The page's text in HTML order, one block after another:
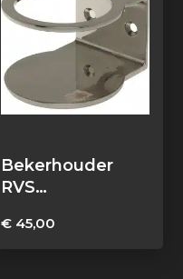
Bekerhouder
RVS
€ 45,00